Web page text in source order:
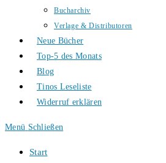
Bucharchiv
Verlage & Distributoren
Neue Bücher
Top-5 des Monats
Blog
Tinos Leseliste
Widerruf erklären
Menü Schließen
Start